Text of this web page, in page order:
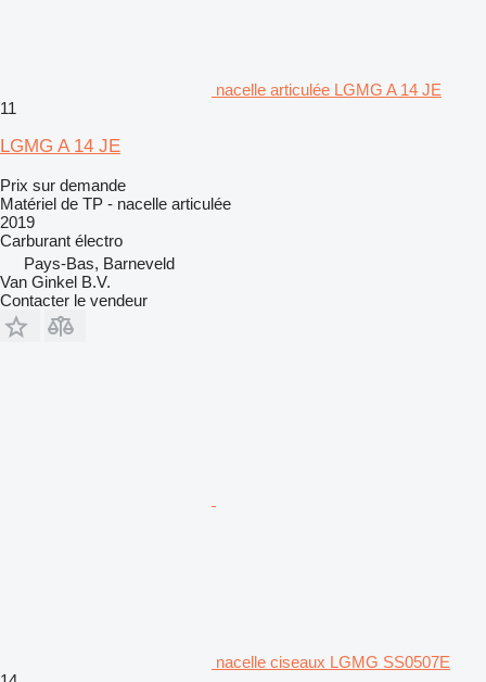
nacelle articulée LGMG A 14 JE
11
LGMG A 14 JE
Prix sur demande
Matériel de TP - nacelle articulée
2019
Carburant électro
Pays-Bas, Barneveld
Van Ginkel B.V.
Contacter le vendeur
nacelle ciseaux LGMG SS0507E